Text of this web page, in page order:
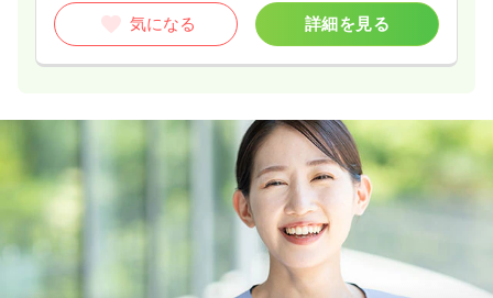
気になる 詳細を見る